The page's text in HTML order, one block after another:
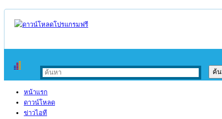
หน้าแรก
ดาวน์โหลด
ข่าวไอที